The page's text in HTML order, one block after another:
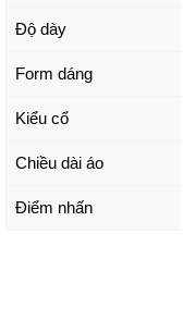
Độ dày
Form dáng
Kiểu cổ
Chiều dài áo
Điểm nhấn